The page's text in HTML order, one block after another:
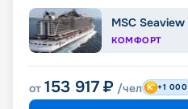
MSC Seaview
КОМФОРТ
от 153 917 ₽ /чел +1 000